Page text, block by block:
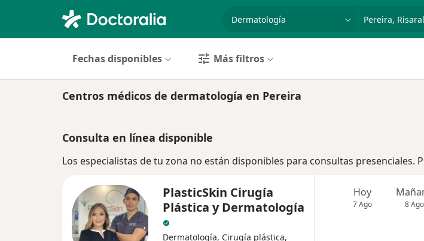
especialidad, enfermedad o nombre
Fechas disponibles Más filtros
Centros médicos de dermatología en Pereira
Consulta en línea disponible
Los especialistas de tu zona no están disponibles para consultas presenciales.
PlasticSkin Cirugía
Plástica y Dermatología
Dermatología, Cirugía plástica,
Hoy
7 Ago 8 Ago